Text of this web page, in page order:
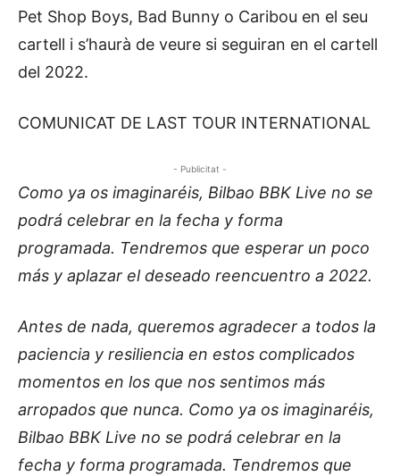
Pet Shop Boys, Bad Bunny o Caribou en el seu
cartell i s’haurà de veure si seguiran en el cartell
del 2022.
COMUNICAT DE LAST TOUR INTERNATIONAL
- Publicitat -
Como ya os imaginaréis, Bilbao BBK Live no se
podrá celebrar en la fecha y forma
programada. Tendremos que esperar un poco
más y aplazar el deseado reencuentro a 2022.
Antes de nada, queremos agradecer a todos la
paciencia y resiliencia en estos complicados
momentos en los que nos sentimos más
arropados que nunca. Como ya os imaginaréis,
Bilbao BBK Live no se podrá celebrar en la
fecha y forma programada. Tendremos que